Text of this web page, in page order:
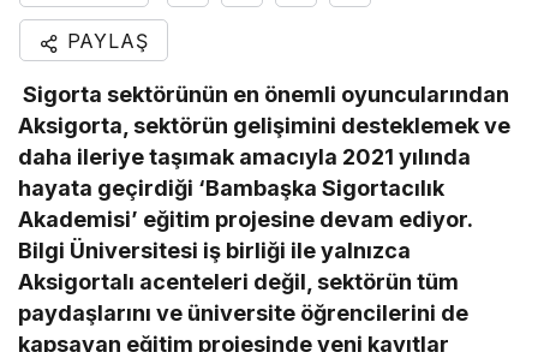
PAYLAŞ
Sigorta sektörünün en önemli oyuncularından
Aksigorta, sektörün gelişimini desteklemek ve
daha ileriye taşımak amacıyla 2021 yılında
hayata geçirdiği ‘Bambaşka Sigortacılık
Akademisi’ eğitim projesine devam ediyor.
Bilgi Üniversitesi iş birliği ile yalnızca
Aksigortalı acenteleri değil, sektörün tüm
paydaşlarını ve üniversite öğrencilerini de
kapsayan eğitim projesinde yeni kayıtlar